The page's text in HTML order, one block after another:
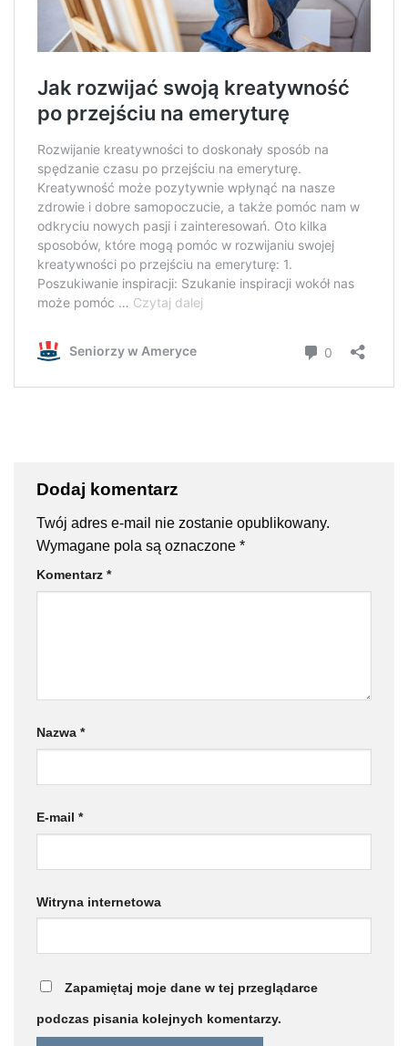
Dodaj komentarz
Twój adres e-mail nie zostanie opublikowany.
Wymagane pola są oznaczone *
Komentarz *
Nazwa *
E-mail *
Witryna internetowa
Zapamiętaj moje dane w tej przeglądarce
podczas pisania kolejnych komentarzy.